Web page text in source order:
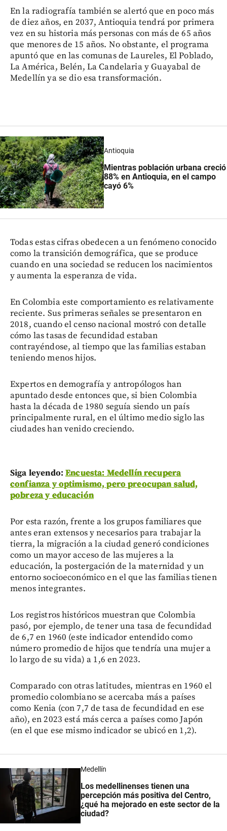
En la radiografía también se alertó que en poco más
de diez años, en 2037, Antioquia tendrá por primera
vez en su historia más personas con más de 65 años
que menores de 15 años. No obstante, el programa
apuntó que en las comunas de Laureles, El Poblado,
La América, Belén, La Candelaria y Guayabal de
Medellín ya se dio esa transformación.
Antioquia
Mientras población urbana creció
88% en Antioquia, en el campo
cayó 6%
Todas estas cifras obedecen a un fenómeno conocido
como la transición demográfica, que se produce
cuando en una sociedad se reducen los nacimientos
y aumenta la esperanza de vida.
En Colombia este comportamiento es relativamente
reciente. Sus primeras señales se presentaron en
2018, cuando el censo nacional mostró con detalle
cómo las tasas de fecundidad estaban
contrayéndose, al tiempo que las familias estaban
teniendo menos hijos.
Expertos en demografía y antropólogos han
apuntado desde entonces que, si bien Colombia
hasta la década de 1980 seguía siendo un país
principalmente rural, en el último medio siglo las
ciudades han venido creciendo.
Siga leyendo:Encuesta: Medellín recupera
confianza y optimismo, pero preocupan salud,
pobreza y educación
Por esta razón, frente a los grupos familiares que
antes eran extensos y necesarios para trabajar la
tierra, la migración a la ciudad generó condiciones
como un mayor acceso de las mujeres a la
educación, la postergación de la maternidad y un
entorno socioeconómico en el que las familias tienen
menos integrantes.
Los registros históricos muestran que Colombia
pasó, por ejemplo, de tener una tasa de fecundidad
de 6,7 en 1960 (este indicador entendido como
número promedio de hijos que tendría una mujer a
lo largo de su vida) a 1,6 en 2023.
Comparado con otras latitudes, mientras en 1960 el
promedio colombiano se acercaba más a países
como Kenia (con 7,7 de tasa de fecundidad en ese
año), en 2023 está más cerca a países como Japón
(en el que ese mismo indicador se ubicó en 1,2).
Medellín
Los medellinenses tienen una
percepción más positiva del Centro,
¿qué ha mejorado en este sector de la
ciudad?